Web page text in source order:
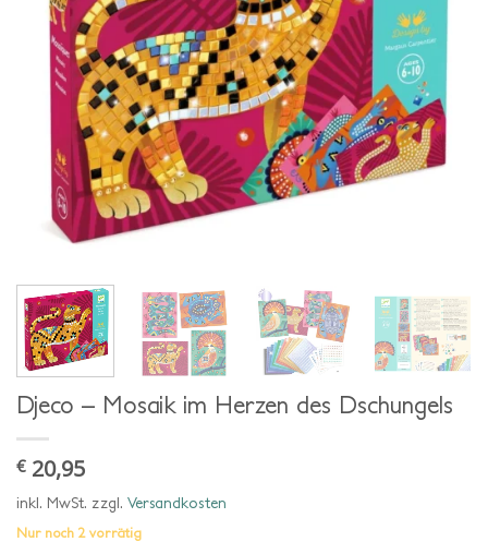
Djeco – Mosaik im Herzen des Dschungels
€ 20,95
inkl. MwSt. zzgl. Versandkosten
Nur noch 2 vorrätig